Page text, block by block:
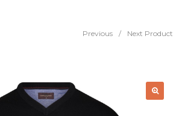
Previous / Next Product